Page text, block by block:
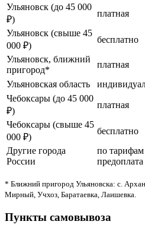
Ульяновск (до 45 000
₽)
платная
Ульяновск (свыше 45
000 ₽)
бесплатно
Ульяновск, ближний
пригород*
платная
Ульяновская область
Чебоксары (до 45 000
₽)
платная
Чебоксары (свыше 45
000 ₽)
бесплатно
Другие города
России
по
предоплата
* Ближний пригород Ульяновска: с.
Мирный, Учхоз, Баратаевка, Лаишевка.
Пункты самовывоза